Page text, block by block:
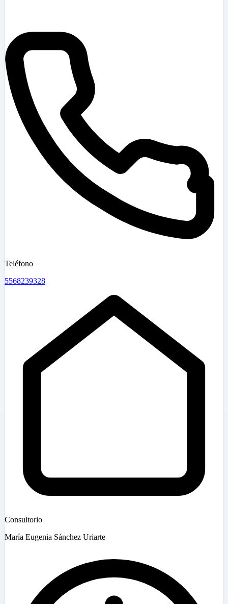
Teléfono
5568239328
Consultorio
María Eugenia Sánchez Uriarte